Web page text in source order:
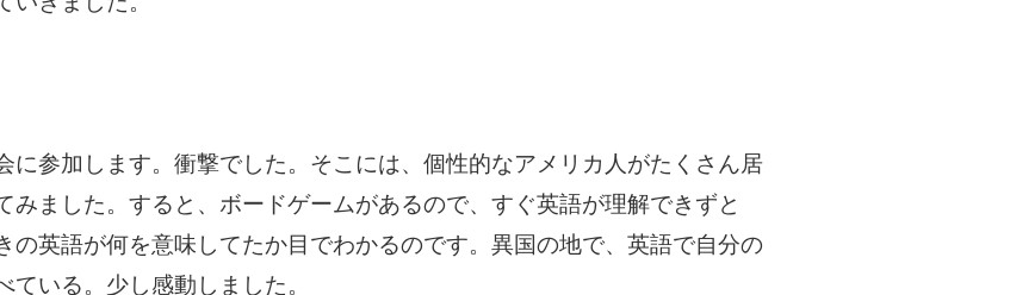
に参加します。衝撃でした。そこには、個性的なアメリカ人がたくさん居
みました。すると、ボードゲームがあるので、すぐ英語が理解できずと
の英語が何を意味してたか目でわかるのです。異国の地で、英語で自分の
いる。少し感動しました。